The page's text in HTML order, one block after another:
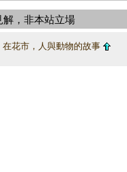
，非本站立場
在花市，人與動物的故事